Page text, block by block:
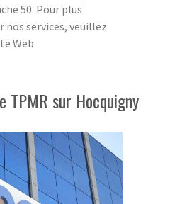
50. Pour plus
services, veuillez
Web
TPMR sur Hocquigny